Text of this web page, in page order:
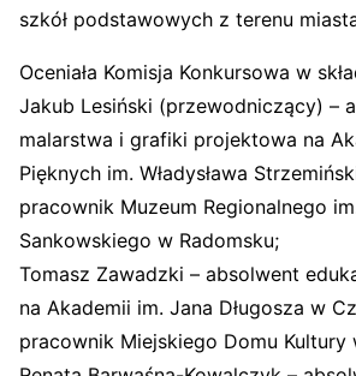
szkół podstawowych z terenu
Oceniała Komisja Konkursowa w
Jakub Lesiński (przewodniczący) –
malarstwa i grafiki projektowa na
Pięknych im. Władysława
pracownik Muzeum Regionalnego
Sankowskiego w Radomsku;
Tomasz Zawadzki – absolwent
na Akademii im. Jana Długosza w
pracownik Miejskiego Domu Kultury